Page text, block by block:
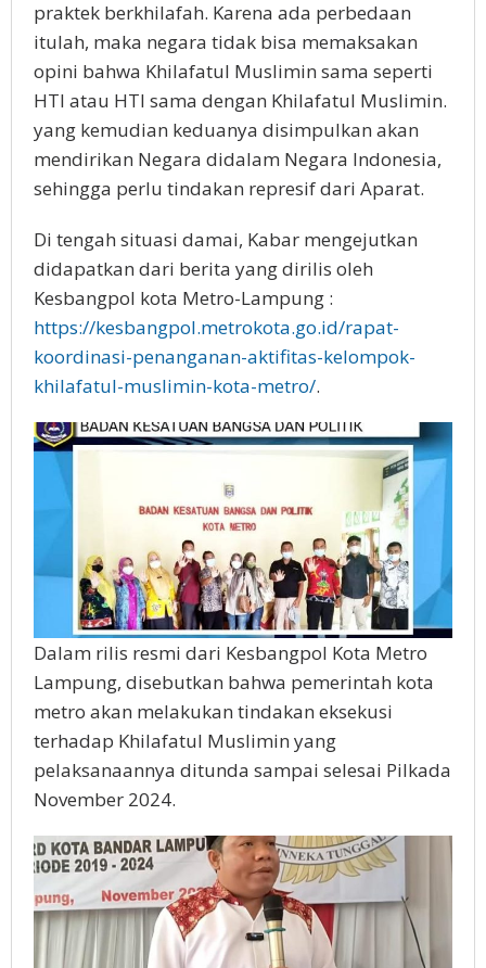
praktek berkhilafah. Karena ada perbedaan
itulah, maka negara tidak bisa memaksakan
opini bahwa Khilafatul Muslimin sama seperti
HTI atau HTI sama dengan Khilafatul Muslimin.
yang kemudian keduanya disimpulkan akan
mendirikan Negara didalam Negara Indonesia,
sehingga perlu tindakan represif dari Aparat.
Di tengah situasi damai, Kabar mengejutkan
didapatkan dari berita yang dirilis oleh
Kesbangpol kota Metro-Lampung :
https://kesbangpol.metrokota.go.id/rapat-
koordinasi-penanganan-aktifitas-kelompok-
khilafatul-muslimin-kota-metro/.
Dalam rilis resmi dari Kesbangpol Kota Metro
Lampung, disebutkan bahwa pemerintah kota
metro akan melakukan tindakan eksekusi
terhadap Khilafatul Muslimin yang
pelaksanaannya ditunda sampai selesai Pilkada
November 2024.